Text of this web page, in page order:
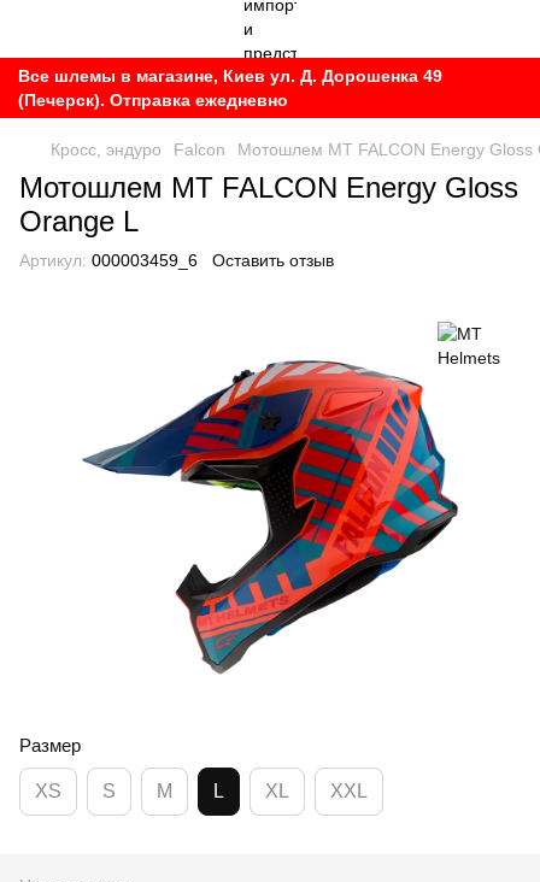
Все шлемы в магазине, Киев ул. Д. Дорошенка 49
(Печерск). Отправка ежедневно
Кросс, эндуро Falcon Мотошлем MT FALCON Energy Gloss
Мотошлем MT FALCON Energy Gloss
Orange L
Артикул: 000003459_6 Оставить отзыв
Размер
XS S M L XL XXL